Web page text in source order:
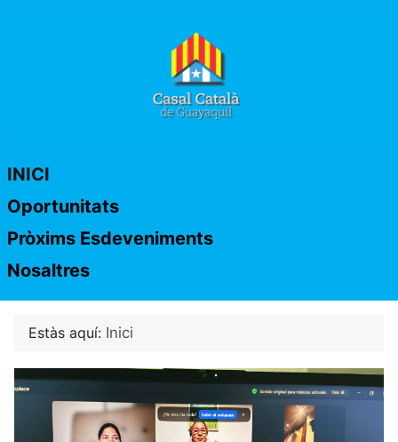
INICI
Oportunitats
Pròxims Esdeveniments
Nosaltres
Estàs aquí: Inici